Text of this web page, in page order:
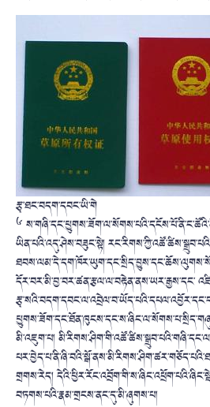
རྩྭ་ཐང་བདག་དབང་ཡི་གེ
༦
ཡིན་པའི་འདུ་ཤེས་བཟུང་སྟེ།
དོར་བར་མི་བྱ་བར་ཚན་རྩལ་ལ་བརྟེན་ནས་ཡར་རྒྱས་དང་
མི་འཇུག་པ།
གྲགས་རེད།
བཏགས་པའི་རྣམ་གྲངས་ནང་དུ་མི་ཞུགས་པ།